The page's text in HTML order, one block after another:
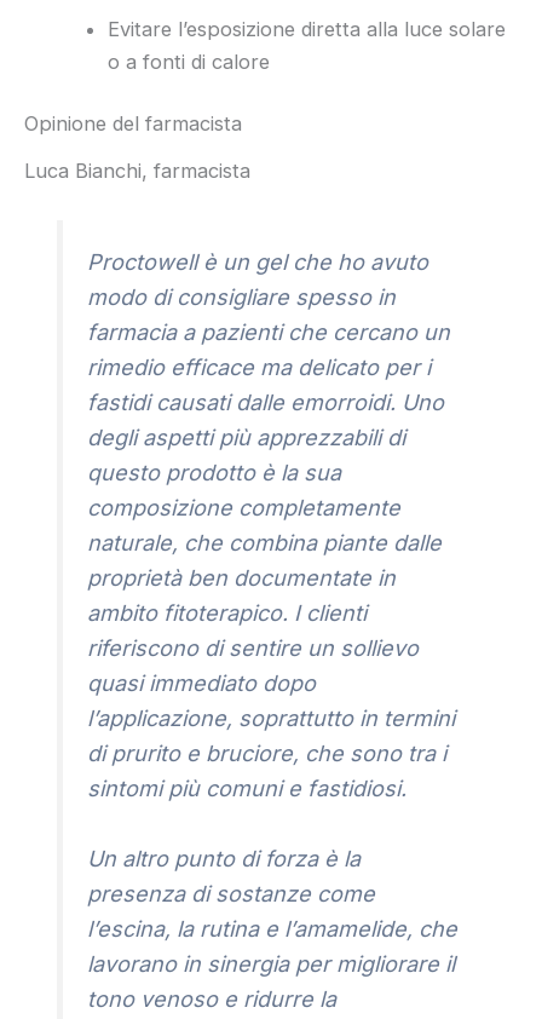
Evitare l’esposizione diretta alla luce solare
o a fonti di calore
Opinione del farmacista
Luca Bianchi, farmacista
Proctowell è un gel che ho avuto
modo di consigliare spesso in
farmacia a pazienti che cercano un
rimedio efficace ma delicato per i
fastidi causati dalle emorroidi. Uno
degli aspetti più apprezzabili di
questo prodotto è la sua
composizione completamente
naturale, che combina piante dalle
proprietà ben documentate in
ambito fitoterapico. I clienti
riferiscono di sentire un sollievo
quasi immediato dopo
l’applicazione, soprattutto in termini
di prurito e bruciore, che sono tra i
sintomi più comuni e fastidiosi.
Un altro punto di forza è la
presenza di sostanze come
l’escina, la rutina e l’amamelide, che
lavorano in sinergia per migliorare il
tono venoso e ridurre la